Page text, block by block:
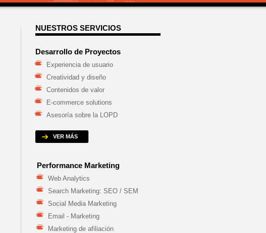
NUESTROS SERVICIOS
Desarrollo de Proyectos
Experiencia de usuario
Creatividad y diseño
Contenidos de valor
E-commerce solutions
Asesoría sobre la LOPD
VER MÁS
Performance Marketing
Web Analytics
Search Marketing: SEO / SEM
Social Media Marketing
Email - Marketing
Marketing de afiliación